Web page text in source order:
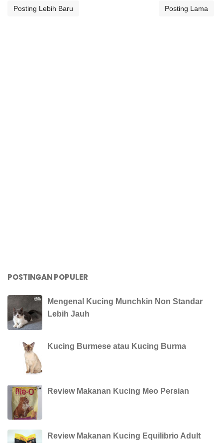
Posting Lebih Baru Posting Lama
POSTINGAN POPULER
Mengenal Kucing Munchkin Non Standar
Lebih Jauh
Kucing Burmese atau Kucing Burma
Review Makanan Kucing Meo Persian
Review Makanan Kucing Equilibrio Adult